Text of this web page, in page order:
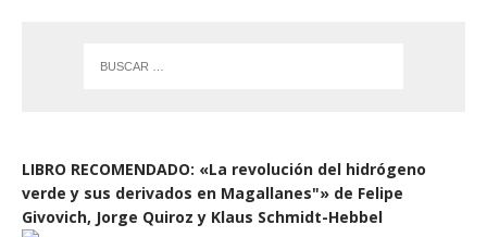
LIBRO RECOMENDADO: «La revolución del hidrógeno
verde y sus derivados en Magallanes"» de Felipe
Givovich, Jorge Quiroz y Klaus Schmidt-Hebbel